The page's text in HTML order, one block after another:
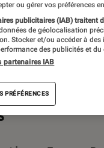
en savoir plus,
notre
ou gérer vos préférences
publicitaires (IAB) traitent
de géolocalisation
Stocker et/ou accéder à
des publicités et
partenaires IAB
PRÉFÉRENCES